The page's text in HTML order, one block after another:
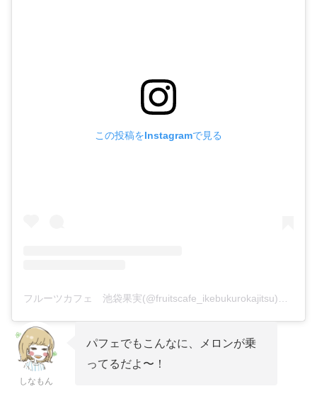
この投稿をInstagramで見る
フルーツカフェ 池袋果実(@fruitscafe_ikebukurokajitsu)がシェアした投稿
しなもん
パフェでもこんなに、メロンが乗
ってるだよ〜！